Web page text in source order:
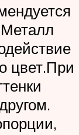
цвет.При